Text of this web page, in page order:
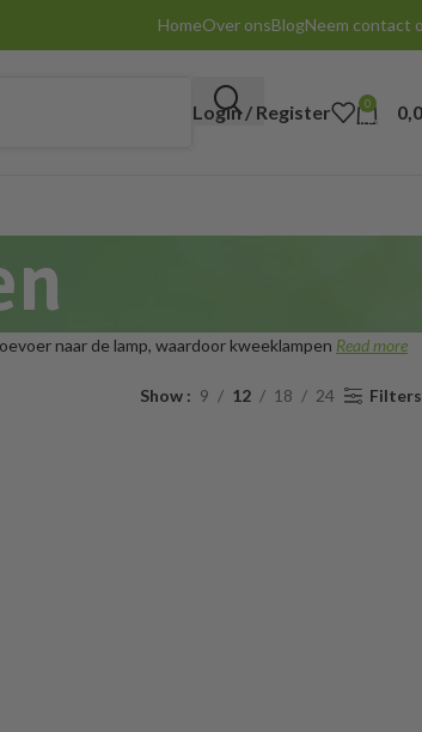
HomeOver onsBlogNeem contact
Login / Register
0
items
naar de lamp, waardoor kweeklampen Read more
Show 9 12 18 24 Filters